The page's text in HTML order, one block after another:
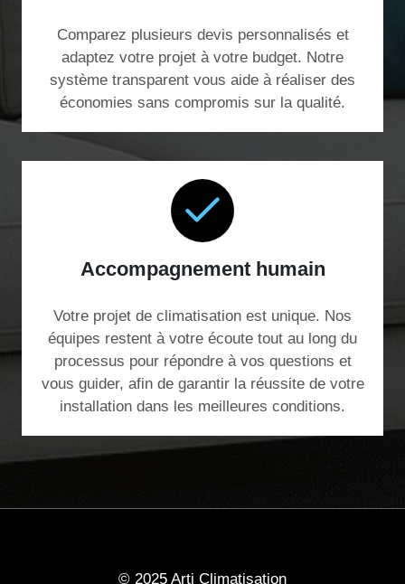
Comparez plusieurs devis personnalisés et
adaptez votre projet à votre budget. Notre
système transparent vous aide à réaliser des
économies sans compromis sur la qualité.
Accompagnement humain
Votre projet de climatisation est unique. Nos
équipes restent à votre écoute tout au long du
processus pour répondre à vos questions et
vous guider, afin de garantir la réussite de votre
installation dans les meilleures conditions.
© 2025 Arti Climatisation